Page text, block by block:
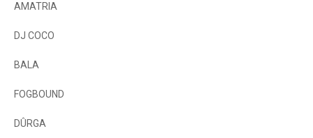
AMATRIA
DJ COCO
BALA
FOGBOUND
DÛRGA